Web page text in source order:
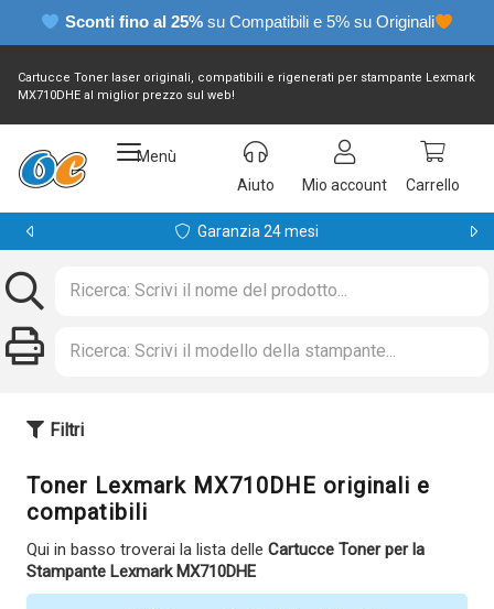
Sconti fino al 25% su Compatibili e 5% su Originali
Cartucce Toner laser originali, compatibili e rigenerati per stampante Lexmark
MX710DHE al miglior prezzo sul web!
Menù
Aiuto
Mio account Carrello
Garanzia 24 mesi
Filtri
Toner Lexmark MX710DHE originali e
compatibili
Qui in basso troverai la lista delle Cartucce Toner per la
Stampante Lexmark MX710DHE